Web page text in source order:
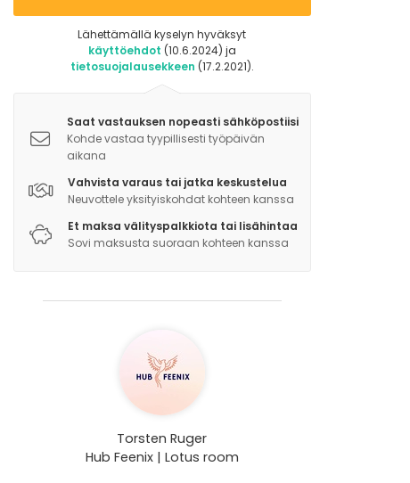
Lähettämällä kyselyn hyväksyt
käyttöehdot (10.6.2024) ja
tietosuojalausekkeen (17.2.2021).
Saat vastauksen nopeasti sähköpostiisi
Kohde vastaa tyypillisesti työpäivän
aikana
Vahvista varaus tai jatka keskustelua
Neuvottele yksityiskohdat kohteen kanssa
Et maksa välityspalkkiota tai lisähintaa
Sovi maksusta suoraan kohteen kanssa
Torsten Ruger
Hub Feenix | Lotus room